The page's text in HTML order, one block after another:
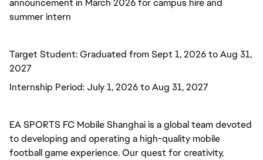
announcement in March 2026 for campus hire and
summer intern
Target Student: Graduated from Sept 1, 2026 to Aug 31,
2027
Internship Period: July 1, 2026 to Aug 31, 2027
EA SPORTS FC Mobile Shanghai is a global team devoted
to developing and operating a high-quality mobile
football game experience. Our quest for creativity,